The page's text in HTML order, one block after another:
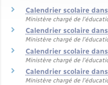
Calendrier scolaire
Ministère chargé de
Calendrier scolaire
Ministère chargé de
Calendrier scolaire
Ministère chargé de
Calendrier scolaire
Ministère chargé de